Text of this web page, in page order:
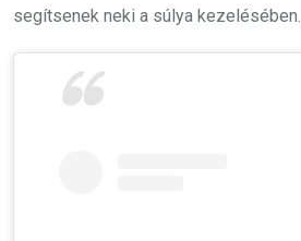
segítsenek neki a súlya kezelésében.